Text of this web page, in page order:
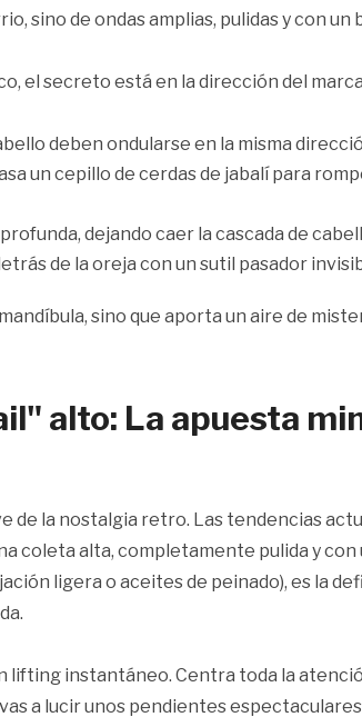
sino de ondas amplias, pulidas y con
el secreto está en la dirección del
deben ondularse en la misma
un cepillo de cerdas de jabalí para
dejando caer la cascada de
de la oreja con un sutil pasador
sino que aporta un aire de
alto: La apuesta
de la nostalgia retro. Las tendencias
coleta alta, completamente pulida y
ligera o aceites de peinado), es la
lifting instantáneo. Centra toda la
a lucir unos pendientes